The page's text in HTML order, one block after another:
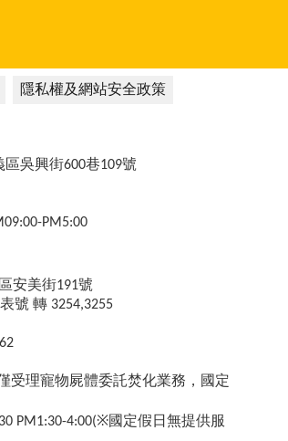
隱私權及網站安全政策
物保護處
區吳興街600巷109號
PM5:00
安美街191號
號 轉 3254,3255
受理寵物屍體委託焚化業務，國定
PM1:30-4:00(※國定假日無提供服